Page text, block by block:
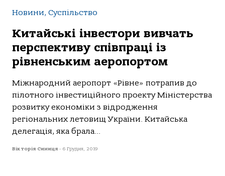
Новини, Суспільство
Китайські інвестори вивчать
перспективу співпраці із
рівненським аеропортом
Міжнародний аеропорт «Рівне» потрапив до
пілотного інвестиційного проекту Міністерства
розвитку економіки з відродження
регіональних летовищ України. Китайська
делегація, яка брала...
Вікторія Синиця - 6 Грудня, 2019